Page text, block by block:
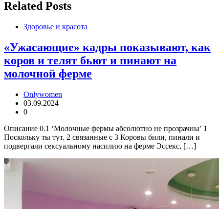
Related Posts
Здоровье и красота
«Ужасающие» кадры показывают, как
коров и телят бьют и пинают на
молочной ферме
Onlywomen
03.09.2024
0
Описание 0.1 ‘Молочные фермы абсолютно не прозрачны’ 1
Поскольку ты тут. 2 связанные с 3 Коровы били, пинали и
подвергали сексуальному насилию на ферме Эссекс, […]